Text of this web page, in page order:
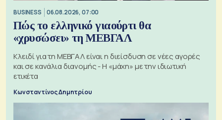
BUSINESS 06.08.2026, 07:00
Πώς το ελληνικό γιαούρτι θα
«χρυσώσει» τη ΜΕΒΓΑΛ
Κλειδί για τη ΜΕΒΓΑΛ είναι η διείσδυση σε νέες αγορές
και σε κανάλια διανομής - Η «μάχη» με την ιδιωτική
ετικέτα
Κωνσταντίνος Δημητρίου